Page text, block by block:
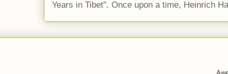
Years in Tibet". Once upon a time, Heinrich